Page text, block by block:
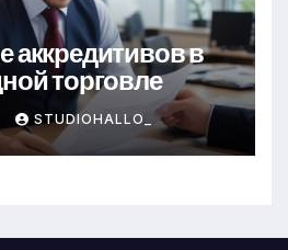
в
торговле
STUDIOHALLO_